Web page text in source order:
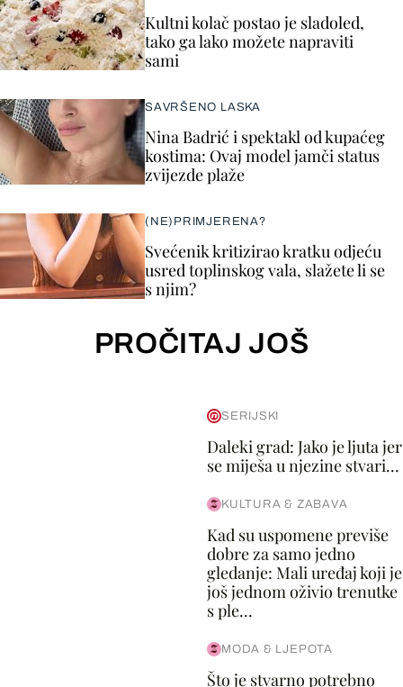
Kultni kolač postao je sladoled,
tako ga lako možete napraviti
sami
SAVRŠENO LASKA
Nina Badrić i spektakl od kupaćeg
kostima: Ovaj model jamči status
zvijezde plaže
(NE)PRIMJERENA?
Svećenik kritizirao kratku odjeću
usred toplinskog vala, slažete li se
s njim?
PROČITAJ JOŠ
SERIJSKI
Daleki grad: Jako je ljuta jer
se miješa u njezine stvari...
KULTURA & ZABAVA
Kad su uspomene previše
dobre za samo jedno
gledanje: Mali uređaj koji je
još jednom oživio trenutke
s ple...
MODA & LJEPOTA
Što je stvarno potrebno